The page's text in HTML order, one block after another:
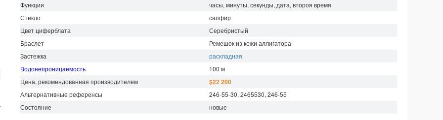
Функции
часы, минуты, секунды, дата, второя время
Стекло
сапфир
Цвет циферблата
Серебристый
Браслет
Ремешок из кожи аллигатора
Застежка
раскладная
Водонепроницаемость
100 м
Цена, рекомендованная производителем
$22 200
Альтернативные референсы
246-55-30, 2465530, 246-55
Состояние
новые